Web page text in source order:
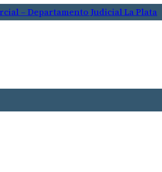
– Departamento Judicial La Plata